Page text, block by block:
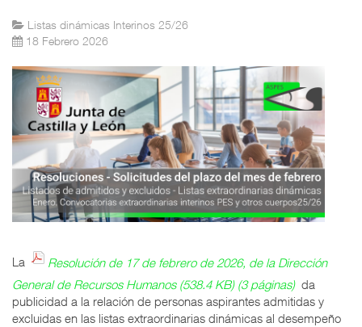
Listas dinámicas Interinos 25/26
18 Febrero 2026
La
Resolución de 17 de febrero de 2026, de la Dirección
General de Recursos Humanos (538.4 KB) (3 páginas) da
publicidad a la relación de personas aspirantes admitidas y
excluidas en las listas extraordinarias dinámicas al desempeño